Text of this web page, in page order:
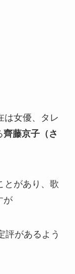
は女優、タレ
齊藤京子（さ
とがあり、歌
が
評があるよう